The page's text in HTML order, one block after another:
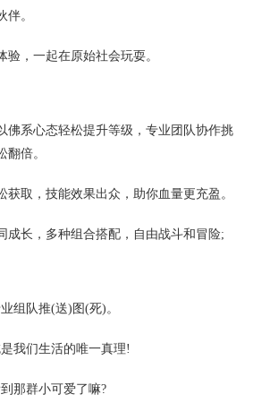
。
，一起在原始社会玩耍。
佛系心态轻松提升等级，专业团队协作挑
翻倍。
获取，技能效果出众，助你血量更充盈。
成长，多种组合搭配，自由战斗和冒险;
组队推(送)图(死)。
我们生活的唯一真理!
那群小可爱了嘛?